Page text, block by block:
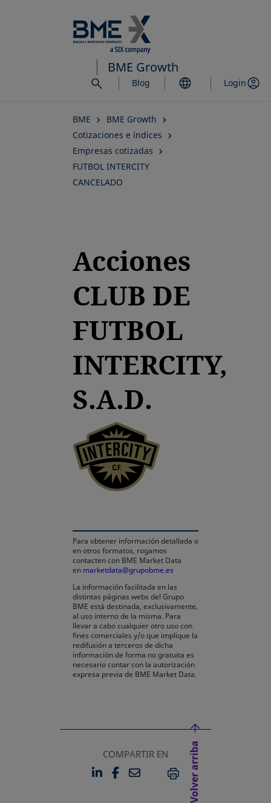
al
contenido
principal
BME Growth
Blog Login
BME
BME Growth
Cotizaciones e índices
Empresas cotizadas
FUTBOL INTERCITY
CANCELADO
Acciones
CLUB DE
FUTBOL
INTERCITY,
S.A.D.
Para obtener información detallada o
en otros formatos, rogamos
contacten con BME Market Data
en marketdata@grupobme.es
La información facilitada en las
distintas páginas webs del Grupo
BME está destinada, exclusivamente,
al uso interno de la misma. Para
llevar a cabo cualquier otro uso con
fines comerciales y/o que implique la
redifusión a terceros de dicha
información de forma no gratuita es
necesario contar con la autorización
expresa previa de BME Market Data.
COMPARTIR EN
LINKEDIN
SE ABRE EN UNA PESTAÑA
FACEBOOK
SE ABRE EN UNA
EMAILIMPRIMIR
Volver arriba